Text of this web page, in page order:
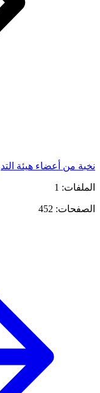
نخبة من أعضاء هيئة
الملفات: 1
الصفحات: 452